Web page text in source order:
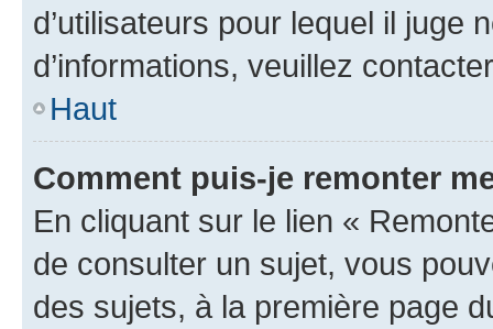
d’utilisateurs pour lequel il juge
d’informations, veuillez
Haut
Comment puis-je remonter
En cliquant sur le lien «
de consulter un sujet, vous
des sujets, à la première page